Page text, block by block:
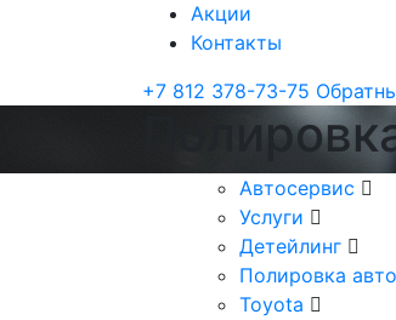
Акции
Контакты
+7 812 378-73-75
Автосервис
Услуги
Детейлинг
Полировка
Toyota